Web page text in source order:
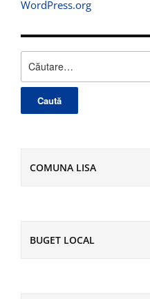
WordPress.org
după:
COMUNA LISA
BUGET LOCAL